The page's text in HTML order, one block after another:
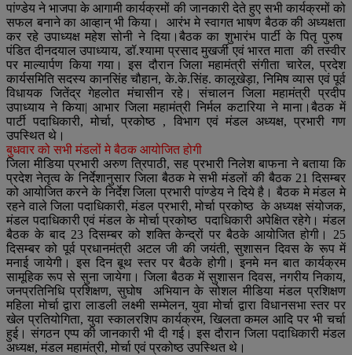
पांण्डेय ने भाजपा के आगामी कार्यक्रमों की जानकारी देते हुए सभी कार्यक्रमों को
सफल बनाने का आव्हान् भी किया। आरंभ मे स्वागत भाषण बैठक की अध्यक्षता
कर रहे उपाध्यक्ष महेश सोनी ने दिया।बैठक का शुभारंभ पार्टी के पितृ पुरुष
पंडित दीनदयाल उपाध्याय, डॉ.श्यामा प्रसाद मुखर्जी एवं भारत माता की तस्वीर
पर माल्यार्पण किया गया। इस दौरान जिला महामंत्री संगीता चारेल, प्रदेश
कार्यसमिति सदस्य कानसिंह चौहान, के.के.सिंह. कालूखेड़ा, निमिष व्यास एवं पूर्व
विधायक जितेंद्र गेहलोत मंचासीन रहे। संचालन जिला महामंत्री प्रदीप
उपाध्याय ने किया| आभार जिला महामंत्री निर्मल कटारिया ने माना।बैठक में
पार्टी पदाधिकारी, मोर्चा, प्रकोष्ठ , विभाग एवं मंडल अध्यक्ष, प्रभारी गण
उपस्थित थे।
बुधवार को सभी मंडलों मे बैठक आयोजित होगी
जिला मीडिया प्रभारी अरुण त्रिपाठी, सह प्रभारी निलेश बाफना ने बताया कि
प्रदेश नेतृत्व के निर्देशानुसार जिला बैठक मे सभी मंडलों की बैठक 21 दिसम्बर
को आयोजित करने के निर्देश जिला प्रभारी पांण्डेय ने दिये है। बैठक मे मंडल मे
रहने वाले जिला पदाधिकारी, मंडल प्रभारी, मोर्चा प्रकोष्ठ के अध्यक्ष संयोजक,
मंडल पदाधिकारी एवं मंडल के मोर्चा प्रकोष्ठ पदाधिकारी अपेक्षित रहेगे। मंडल
बैठक के बाद 23 दिसम्बर को शक्ति केन्द्रों पर बैठके आयोजित होगी। 25
दिसम्बर को पूर्व प्रधानमंत्री अटल जी की जयंती, सुशासन दिवस के रूप में
मनाई जायेगी। इस दिन बूथ स्तर पर बैठके होगी। इनमे मन बात कार्यक्रम
सामूहिक रूप से सुना जायेगा। जिला बैठक में सुशासन दिवस, नगरीय निकाय,
जनप्रतिनिधि प्रशिक्षण, सुघोष अभियान के सोशल मीडिया मंडल प्रशिक्षण
महिला मोर्चा द्वारा लाडली लक्ष्मी सम्मेलन, युवा मोर्चा द्वारा विधानसभा स्तर पर
खेल प्रतियोगिता, युवा स्कालरशिप कार्यक्रम, खिलता कमल आदि पर भी चर्चा
हुई। संगठन एप्प की जानकारी भी दी गई। इस दौरान जिला पदाधिकारी मंडल
अध्यक्ष, मंडल महामंत्री, मोर्चा एवं प्रकोष्ठ उपस्थित थे।